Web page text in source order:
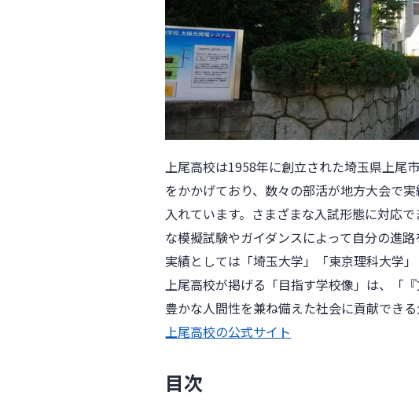
上尾高校は1958年に創立された埼玉県上尾
をかかげており、数々の部活が地方大会で
入れています。さまざまな入試形態に対応
な模擬試験やガイダンスによって自分の進
実績としては「埼玉大学」「東京理科大学
上尾高校が掲げる「目指す学校像」は、「
豊かな人間性を兼ね備えた社会に貢献できる
上尾高校の公式サイト
目次